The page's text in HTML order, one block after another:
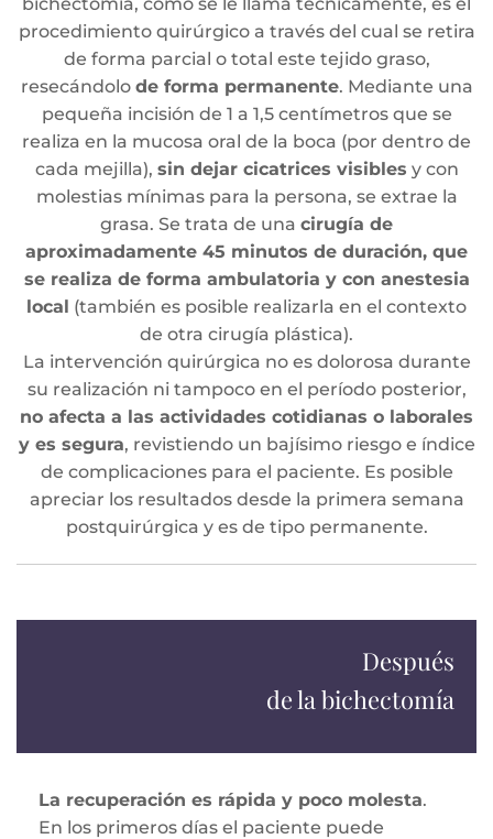
procedimiento quirúrgico a través del cual se retira
de forma parcial o total este tejido graso,
resecándolo de forma permanente. Mediante una
pequeña incisión de 1 a 1,5 centímetros que se
realiza en la mucosa oral de la boca (por dentro de
cada mejilla), sin dejar cicatrices visibles y con
molestias mínimas para la persona, se extrae la
grasa. Se trata de una cirugía de
aproximadamente 45 minutos de duración, que
se realiza de forma ambulatoria y con anestesia
local (también es posible realizarla en el contexto
de otra cirugía plástica).
La intervención quirúrgica no es dolorosa durante
su realización ni tampoco en el período posterior,
no afecta a las actividades cotidianas o laborales
y es segura, revistiendo un bajísimo riesgo e índice
de complicaciones para el paciente. Es posible
apreciar los resultados desde la primera semana
postquirúrgica y es de tipo permanente.
Después
de la bichectomía
La recuperación es rápida y poco molesta.
En los primeros días el paciente puede